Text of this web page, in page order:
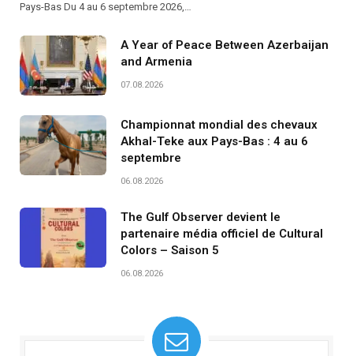
Pays-Bas Du 4 au 6 septembre 2026,…
A Year of Peace Between Azerbaijan
and Armenia
07.08.2026
Championnat mondial des chevaux
Akhal-Teke aux Pays-Bas : 4 au 6
septembre
06.08.2026
The Gulf Observer devient le
partenaire média officiel de Cultural
Colors – Saison 5
06.08.2026